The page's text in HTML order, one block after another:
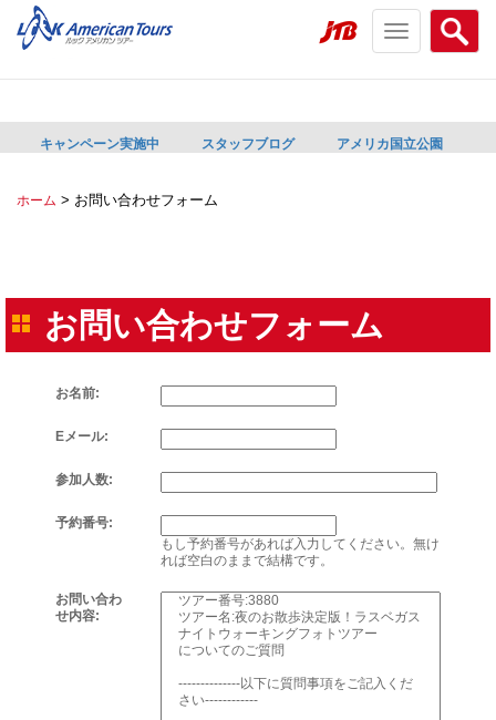
Search
menu
Toggle
navigation
キャンペーン実施中 スタッフブログ アメリカ国立公園
ホーム > お問い合わせフォーム
お問い合わせフォーム
お名前:
Eメール:
参加人数:
予約番号:
もし予約番号があれば入力してください。無け
れば空白のままで結構です。
お問い合わ
せ内容: